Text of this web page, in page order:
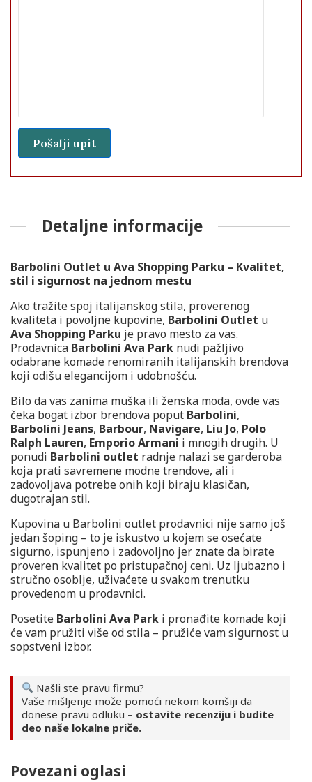
Detaljne informacije
Barbolini Outlet u Ava Shopping Parku – Kvalitet,
stil i sigurnost na jednom mestu
Ako tražite spoj italijanskog stila, proverenog
kvaliteta i povoljne kupovine, Barbolini Outlet u
Ava Shopping Parku je pravo mesto za vas.
Prodavnica Barbolini Ava Park nudi pažljivo
odabrane komade renomiranih italijanskih brendova
koji odišu elegancijom i udobnošću.
Bilo da vas zanima muška ili ženska moda, ovde vas
čeka bogat izbor brendova poput Barbolini,
Barbolini Jeans, Barbour, Navigare, Liu Jo, Polo
Ralph Lauren, Emporio Armani i mnogih drugih. U
ponudi Barbolini outlet radnje nalazi se garderoba
koja prati savremene modne trendove, ali i
zadovoljava potrebe onih koji biraju klasičan,
dugotrajan stil.
Kupovina u Barbolini outlet prodavnici nije samo još
jedan šoping – to je iskustvo u kojem se osećate
sigurno, ispunjeno i zadovoljno jer znate da birate
proveren kvalitet po pristupačnoj ceni. Uz ljubazno i
stručno osoblje, uživaćete u svakom trenutku
provedenom u prodavnici.
Posetite Barbolini Ava Park i pronađite komade koji
će vam pružiti više od stila – pružiće vam sigurnost u
sopstveni izbor.
Našli ste pravu firmu?
Vaše mišljenje može pomoći nekom komšiji da
donese pravu odluku – ostavite recenziju i budite
deo naše lokalne priče.
Povezani oglasi